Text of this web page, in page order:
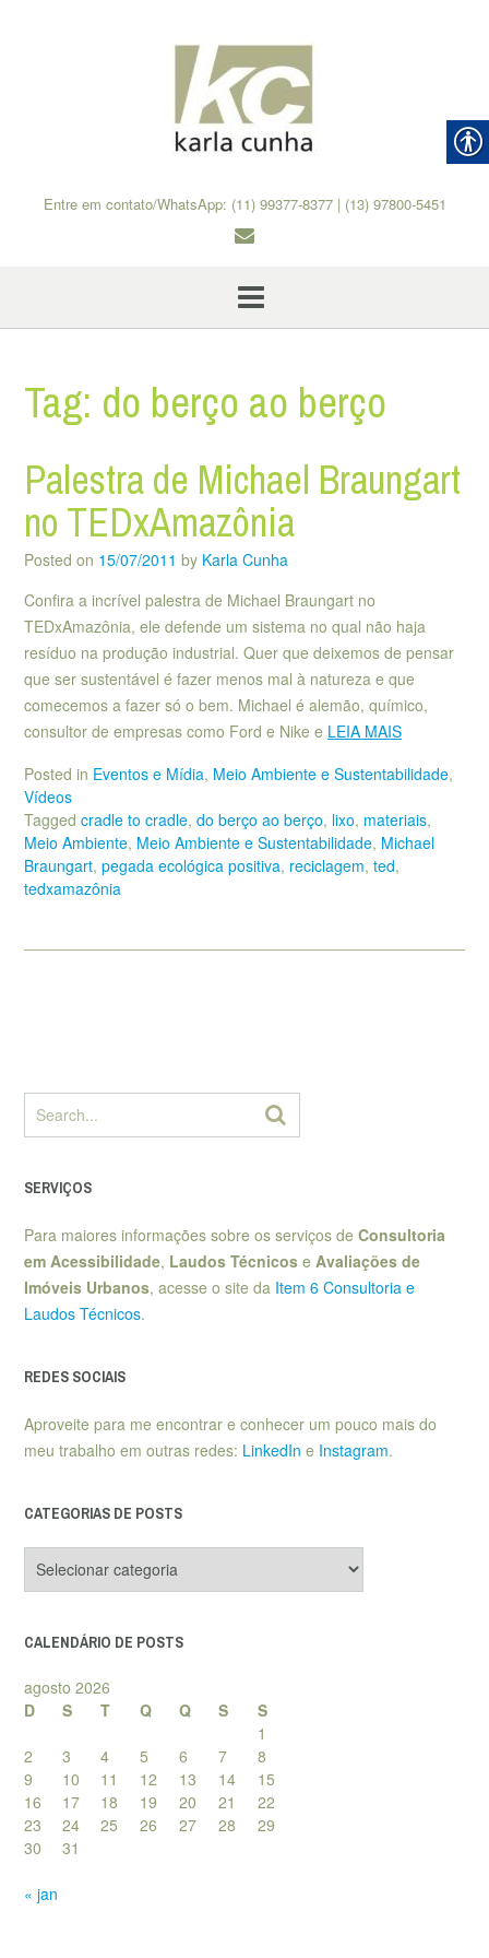
Entre em contato/WhatsApp: (11) 99377-8377 | (13) 97800-5451
Tag: do berço ao berço
Palestra de Michael Braungart
no TEDxAmazônia
Posted on 15/07/2011 by Karla Cunha
Confira a incrível palestra de Michael Braungart no
TEDxAmazônia, ele defende um sistema no qual não haja
resíduo na produção industrial. Quer que deixemos de pensar
que ser sustentável é fazer menos mal à natureza e que
comecemos a fazer só o bem. Michael é alemão, químico,
consultor de empresas como Ford e Nike e LEIA MAIS
Posted in Eventos e Mídia, Meio Ambiente e Sustentabilidade,
Vídeos
Tagged cradle to cradle, do berço ao berço, lixo, materiais,
Meio Ambiente, Meio Ambiente e Sustentabilidade, Michael
Braungart, pegada ecológica positiva, reciclagem, ted,
tedxamazônia
SERVIÇOS
Para maiores informações sobre os serviços de Consultoria
em Acessibilidade, Laudos Técnicos e Avaliações de
Imóveis Urbanos, acesse o site da Item 6 Consultoria e
Laudos Técnicos.
REDES SOCIAIS
Aproveite para me encontrar e conhecer um pouco mais do
meu trabalho em outras redes: LinkedIn e Instagram.
CATEGORIAS DE POSTS
de
CALENDÁRIO DE POSTS
agosto 2026
D
S T Q Q S
S
1
2
3 4 5 6 7
8
9
10 11 12 13 14
15
16
17 18 19 20 21
22
23
24 25 26 27 28
29
30
31
« jan